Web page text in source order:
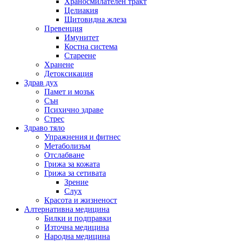
Целиакия
Щитовидна жлеза
Превенция
Имунитет
Костна система
Стареене
Хранене
Детоксикация
Здрав дух
Памет и мозък
Сън
Психично здраве
Стрес
Здраво тяло
Упражнения и фитнес
Метаболизъм
Отслабване
Грижа за кожата
Грижа за сетивата
Зрение
Слух
Красота и жизненост
Алтернативна медицина
Билки и подправки
Източна медицина
Народна медицина